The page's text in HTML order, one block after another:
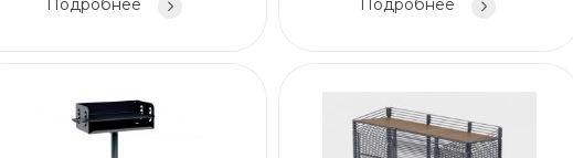
Подробнее Подробнее